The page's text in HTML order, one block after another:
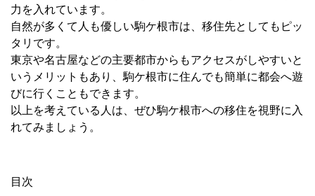
力を入れています。
自然が多くて人も優しい駒ケ根市は、移住先としてもピッ
タリです。
東京や名古屋などの主要都市からもアクセスがしやすいと
いうメリットもあり、駒ケ根市に住んでも簡単に都会へ遊
びに行くこともできます。
以上を考えている人は、ぜひ駒ケ根市への移住を視野に入
れてみましょう。
目次